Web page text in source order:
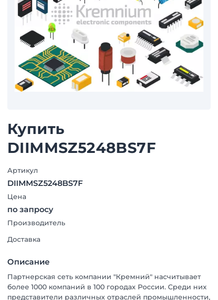
Купить
DIIMMSZ5248BS7F
Артикул
DIIMMSZ5248BS7F
Цена
по запросу
Производитель
Доставка
Описание
Партнерская сеть компании "Кремний" насчитывает
более 1000 компаний в 100 городах России. Среди них
представители различных отраслей промышленности,